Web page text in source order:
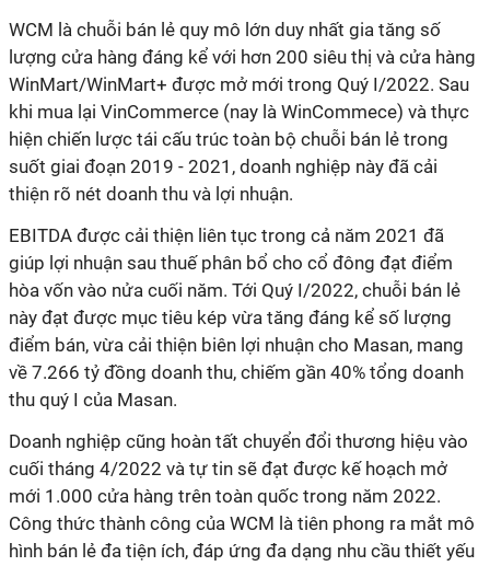
WCM là chuỗi bán lẻ quy mô lớn duy nhất gia tăng số
lượng cửa hàng đáng kể với hơn 200 siêu thị và cửa hàng
WinMart/WinMart+ được mở mới trong Quý I/2022. Sau
khi mua lại VinCommerce (nay là WinCommece) và thực
hiện chiến lược tái cấu trúc toàn bộ chuỗi bán lẻ trong
suốt giai đoạn 2019 - 2021, doanh nghiệp này đã cải
thiện rõ nét doanh thu và lợi nhuận.
EBITDA được cải thiện liên tục trong cả năm 2021 đã
giúp lợi nhuận sau thuế phân bổ cho cổ đông đạt điểm
hòa vốn vào nửa cuối năm. Tới Quý I/2022, chuỗi bán lẻ
này đạt được mục tiêu kép vừa tăng đáng kể số lượng
điểm bán, vừa cải thiện biên lợi nhuận cho Masan, mang
về 7.266 tỷ đồng doanh thu, chiếm gần 40% tổng doanh
thu quý I của Masan.
Doanh nghiệp cũng hoàn tất chuyển đổi thương hiệu vào
cuối tháng 4/2022 và tự tin sẽ đạt được kế hoạch mở
mới 1.000 cửa hàng trên toàn quốc trong năm 2022.
Công thức thành công của WCM là tiên phong ra mắt mô
hình bán lẻ đa tiện ích, đáp ứng đa dạng nhu cầu thiết yếu